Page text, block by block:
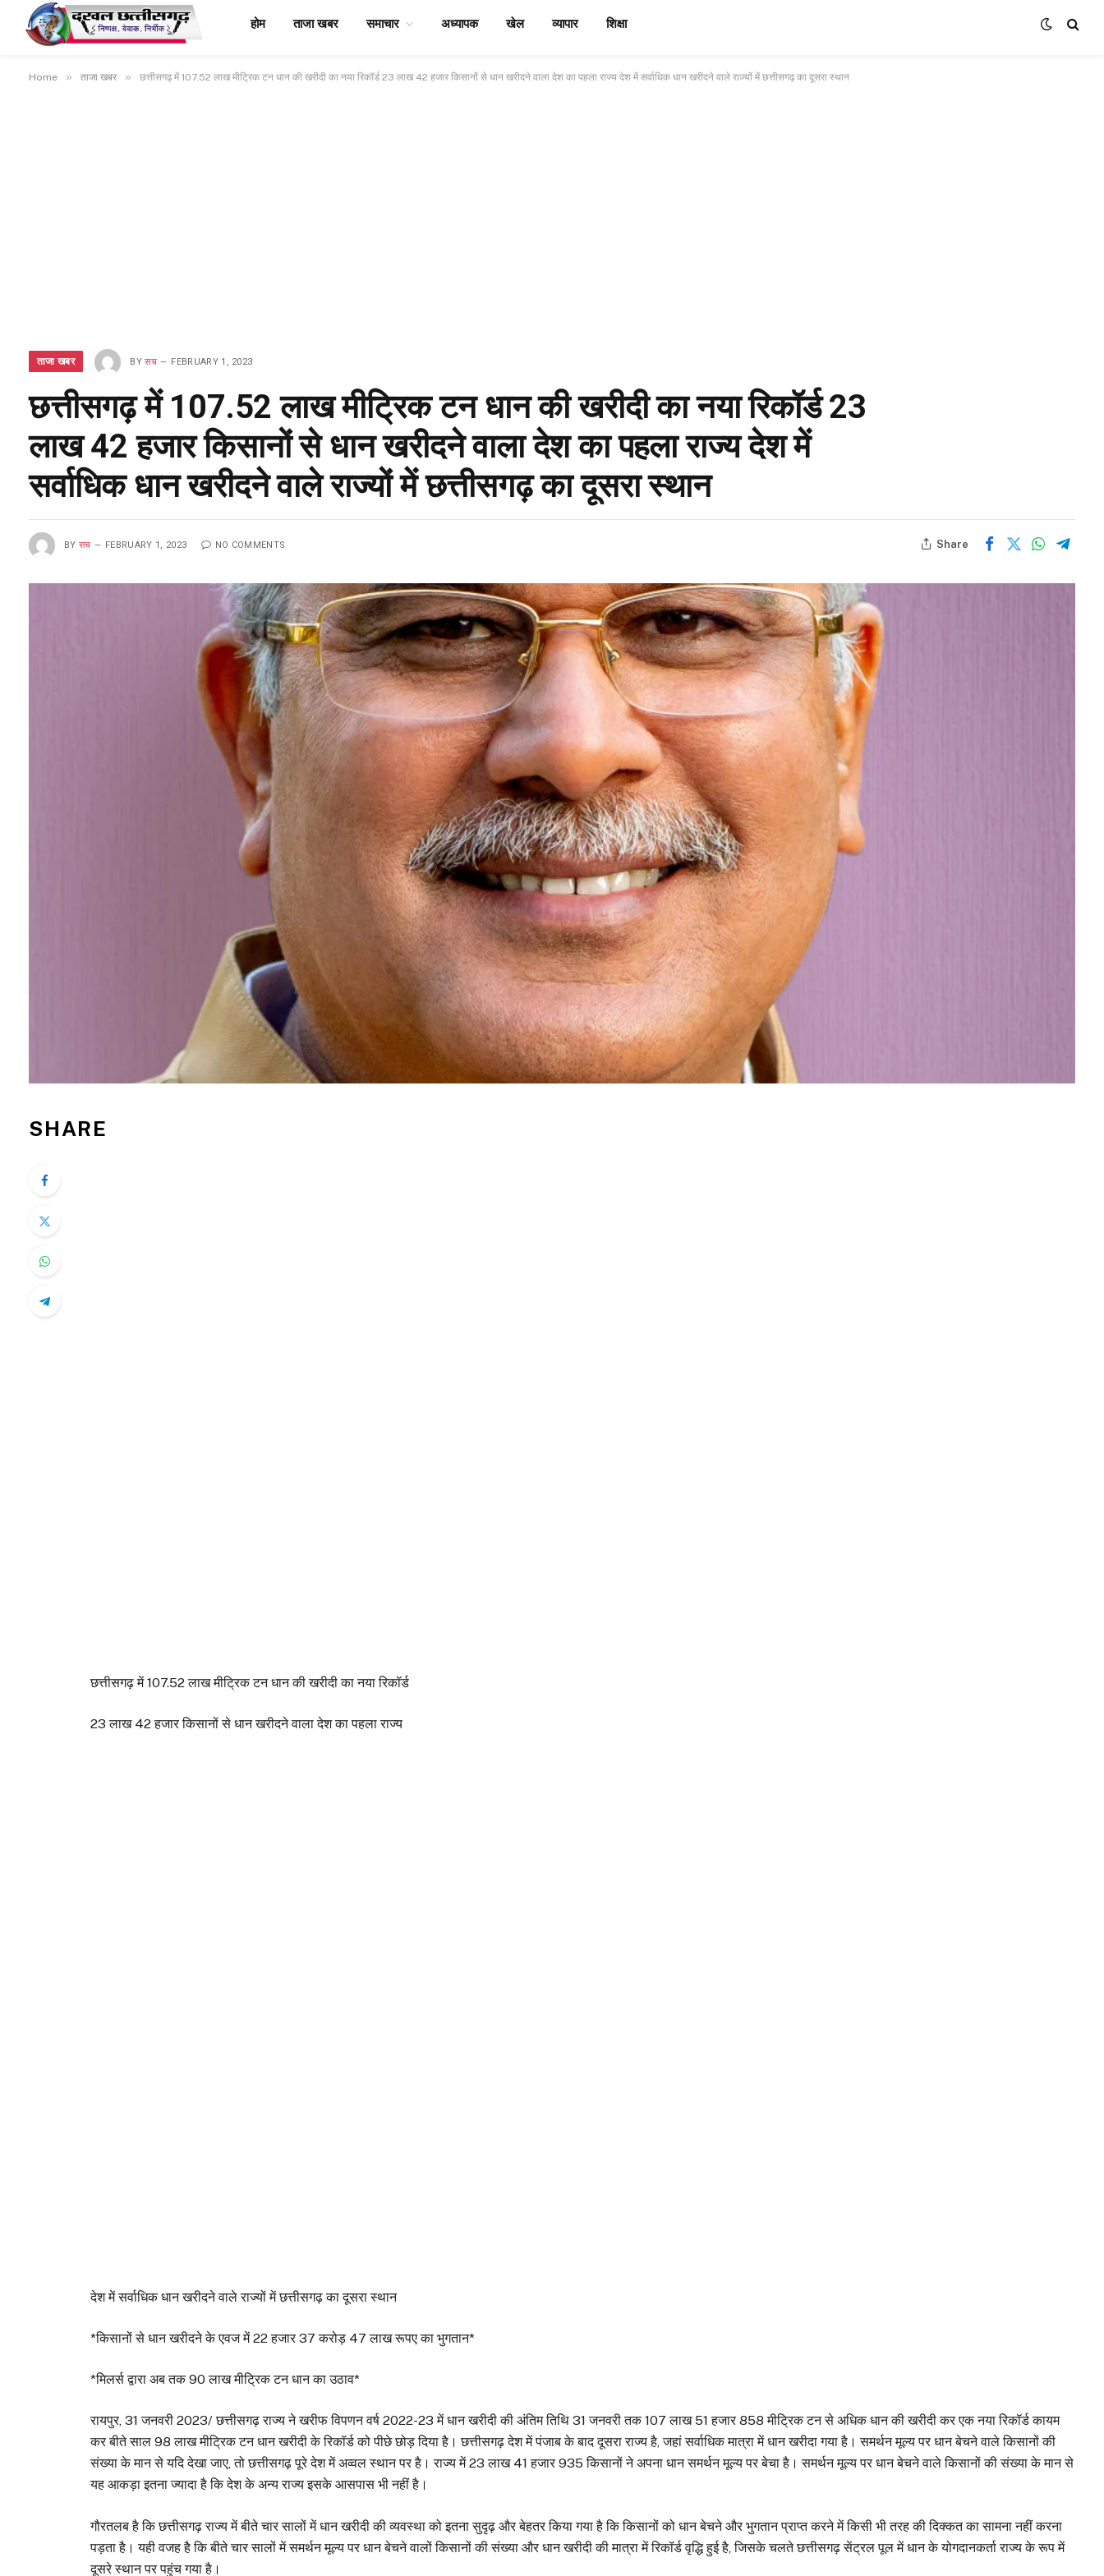
होम ताजा खबर समाचार अध्यापक खेल व्यापार शिक्षा
Home » ताजा खबर » छत्तीसगढ़ में 107.52 लाख मीट्रिक टन धान की खरीदी का नया रिकॉर्ड 23 लाख 42 हजार किसानों से धान खरीदने वाला देश का पहला राज्य देश में सर्वाधिक धान खरीदने वाले राज्यों में छत्तीसगढ़ का दूसरा स्थान
ताजा खबर BY सच FEBRUARY 1, 2023
छत्तीसगढ़ में 107.52 लाख मीट्रिक टन धान की खरीदी का नया रिकॉर्ड 23
लाख 42 हजार किसानों से धान खरीदने वाला देश का पहला राज्य देश में
सर्वाधिक धान खरीदने वाले राज्यों में छत्तीसगढ़ का दूसरा स्थान
BY सच FEBRUARY 1, 2023 NO COMMENTS Share
SHARE
छत्तीसगढ़ में 107.52 लाख मीट्रिक टन धान की खरीदी का नया रिकॉर्ड
23 लाख 42 हजार किसानों से धान खरीदने वाला देश का पहला राज्य
देश में सर्वाधिक धान खरीदने वाले राज्यों में छत्तीसगढ़ का दूसरा स्थान
*किसानों से धान खरीदने के एवज में 22 हजार 37 करोड़ 47 लाख रूपए का भुगतान*
*मिलर्स द्वारा अब तक 90 लाख मीट्रिक टन धान का उठाव*
रायपुर, 31 जनवरी 2023/ छत्तीसगढ़ राज्य ने खरीफ विपणन वर्ष 2022-23 में धान खरीदी की अंतिम तिथि 31 जनवरी तक 107 लाख 51 हजार 858 मीट्रिक टन से अधिक धान की खरीदी कर एक नया रिकॉर्ड कायम
कर बीते साल 98 लाख मीट्रिक टन धान खरीदी के रिकॉर्ड को पीछे छोड़ दिया है। छत्तीसगढ़ देश में पंजाब के बाद दूसरा राज्य है, जहां सर्वाधिक मात्रा में धान खरीदा गया है। समर्थन मूल्य पर धान बेचने वाले किसानों की
संख्या के मान से यदि देखा जाए, तो छत्तीसगढ़ पूरे देश में अव्वल स्थान पर है। राज्य में 23 लाख 41 हजार 935 किसानों ने अपना धान समर्थन मूल्य पर बेचा है। समर्थन मूल्य पर धान बेचने वाले किसानों की संख्या के मान से
यह आकड़ा इतना ज्यादा है कि देश के अन्य राज्य इसके आसपास भी नहीं है।
गौरतलब है कि छत्तीसगढ़ राज्य में बीते चार सालों में धान खरीदी की व्यवस्था को इतना सुदृढ़ और बेहतर किया गया है कि किसानों को धान बेचने और भुगतान प्राप्त करने में किसी भी तरह की दिक्कत का सामना नहीं करना
पड़ता है। यही वजह है कि बीते चार सालों में समर्थन मूल्य पर धान बेचने वालों किसानों की संख्या और धान खरीदी की मात्रा में रिकॉर्ड वृद्धि हुई है, जिसके चलते छत्तीसगढ़ सेंट्रल पूल में धान के योगदानकर्ता राज्य के रूप में
दूसरे स्थान पर पहुंच गया है।